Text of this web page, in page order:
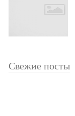
Свежие посты